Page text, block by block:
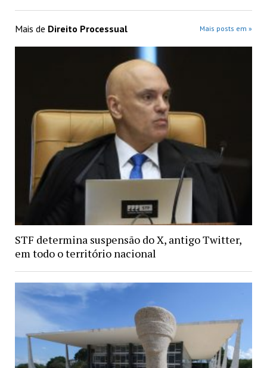
Mais de Direito Processual Mais posts em »
STF determina suspensão do X, antigo Twitter,
em todo o território nacional